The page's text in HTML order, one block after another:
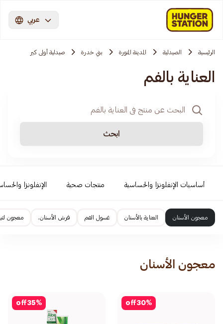
عربي
الرئيسية الصيدلية المدينة المنورة بني خدرة صيدلية أولى كير
العناية بالفم
ابحث
أساسيات الإنفلونزا والحساسية منتجات صحية الإنفلونزا
معجون الأسنان العناية بالأسنان غسول الفم فرش الأسنان. معجون
معجون الأسنان
30%
off
35%
off